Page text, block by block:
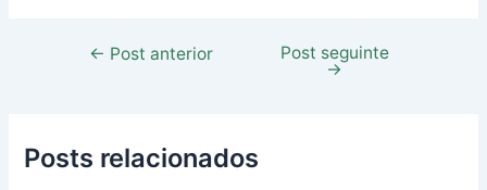
← Post anterior Post seguinte
→
Posts relacionados